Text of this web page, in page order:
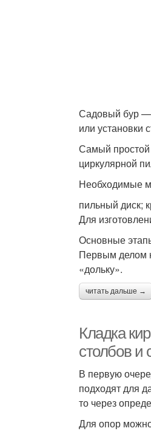
Садовый бур —
или установки
Самый простой
циркулярной
Необходимые
пильный диск;
Для
Основные
Первым делом
«дольку».
читать дальше →
Кладка
столбов и
В первую
подходят для
то через
Для опор